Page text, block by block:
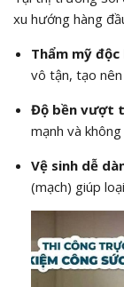
xu hướng hàng
Thẩm mỹ độc
vô tận, tạo
Độ bền vượt
mạnh và
Vệ sinh dễ
(mạch) giúp